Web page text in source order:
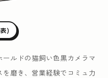
)
ルドの猫飼い色黒カメラマ
磨き、営業経験でコミュ力